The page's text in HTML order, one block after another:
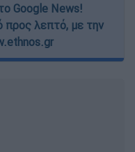
Google News!
προς λεπτό, με την